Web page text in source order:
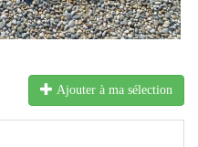
Ajouter à ma sélection